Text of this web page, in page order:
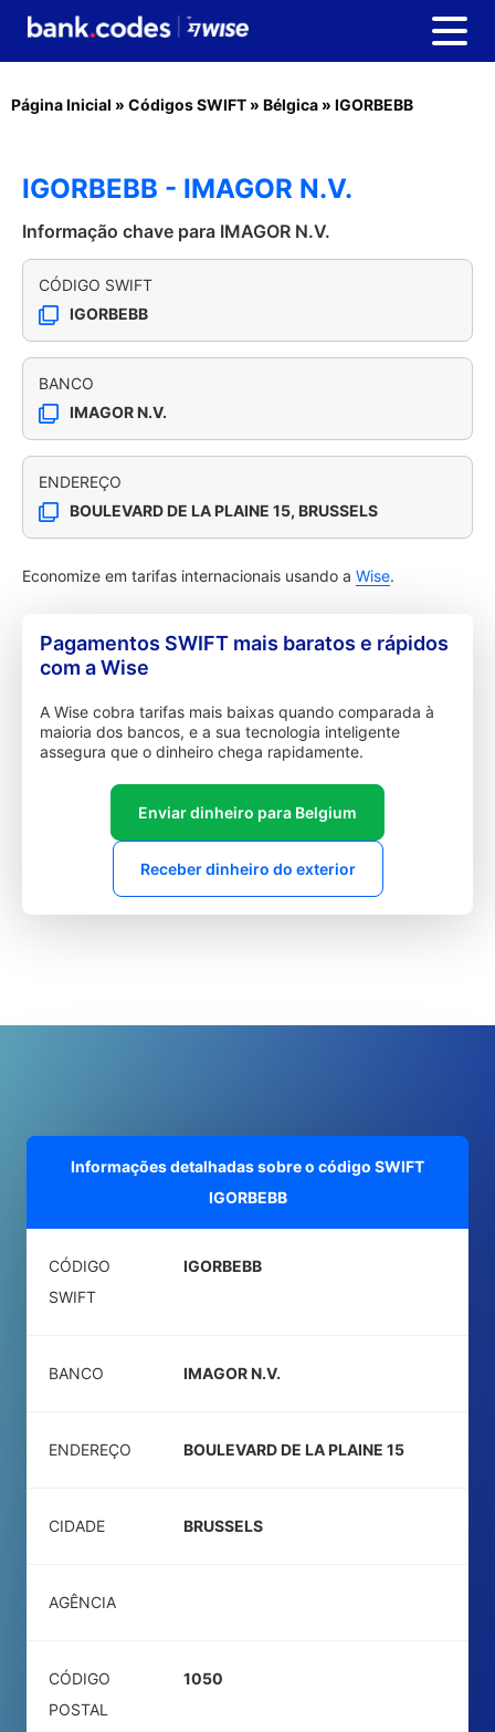
Página Inicial » Códigos SWIFT » Bélgica » IGORBEBB
IGORBEBB - IMAGOR N.V.
Informação chave para IMAGOR N.V.
CÓDIGO SWIFT
IGORBEBB
BANCO
IMAGOR N.V.
ENDEREÇO
BOULEVARD DE LA PLAINE 15, BRUSSELS
Economize em tarifas internacionais usando a Wise.
Pagamentos SWIFT mais baratos e rápidos
com a Wise
A Wise cobra tarifas mais baixas quando comparada à
maioria dos bancos, e a sua tecnologia inteligente
assegura que o dinheiro chega rapidamente.
Enviar dinheiro para Belgium
Receber dinheiro do exterior
Informações detalhadas sobre o código SWIFT
IGORBEBB
CÓDIGO
SWIFT
IGORBEBB
BANCO IMAGOR N.V.
ENDEREÇO BOULEVARD DE LA PLAINE 15
CIDADE BRUSSELS
AGÊNCIA
CÓDIGO
POSTAL
1050